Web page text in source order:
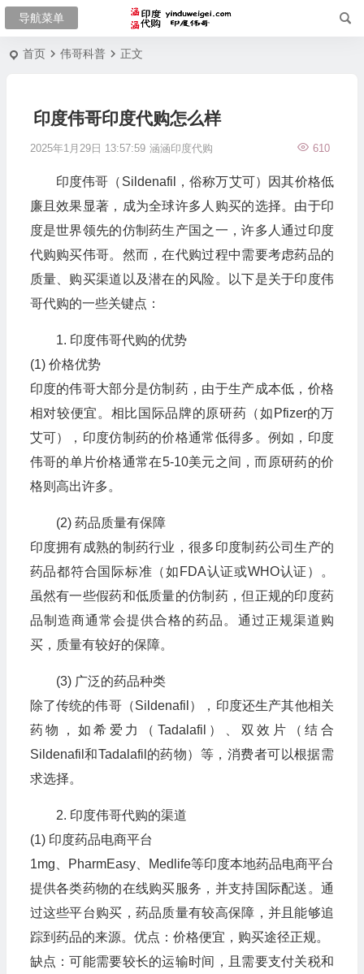
首页 伟哥科普 正文
印度伟哥印度代购怎么样
2025年1月29日 13:57:59 涵涵印度代购 610
印度伟哥（Sildenafil，俗称万艾可）因其价格低
廉且效果显著，成为全球许多人购买的选择。由于印
度是世界领先的仿制药生产国之一，许多人通过印度
代购购买伟哥。然而，在代购过程中需要考虑药品的
质量、购买渠道以及潜在的风险。以下是关于印度伟
哥代购的一些关键点：
1. 印度伟哥代购的优势
(1) 价格优势
印度的伟哥大部分是仿制药，由于生产成本低，价格
相对较便宜。相比国际品牌的原研药（如Pfizer的万
艾可），印度仿制药的价格通常低得多。例如，印度
伟哥的单片价格通常在5-10美元之间，而原研药的价
格则高出许多。
(2) 药品质量有保障
印度拥有成熟的制药行业，很多印度制药公司生产的
药品都符合国际标准（如FDA认证或WHO认证）。
虽然有一些假药和低质量的仿制药，但正规的印度药
品制造商通常会提供合格的药品。通过正规渠道购
买，质量有较好的保障。
(3) 广泛的药品种类
除了传统的伟哥（Sildenafil），印度还生产其他相关
药物，如希爱力（Tadalafil）、双效片（结合
Sildenafil和Tadalafil的药物）等，消费者可以根据需
求选择。
2. 印度伟哥代购的渠道
(1) 印度药品电商平台
1mg、PharmEasy、Medlife等印度本地药品电商平台
提供各类药物的在线购买服务，并支持国际配送。通
过这些平台购买，药品质量有较高保障，并且能够追
踪到药品的来源。优点：价格便宜，购买途径正规。
缺点：可能需要较长的运输时间，且需要支付关税和